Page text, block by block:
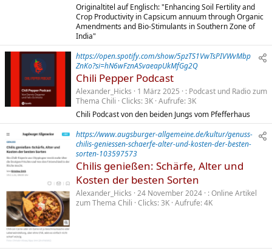
Originaltitel auf Englisch: "Enhancing Soil Fertility and
Crop Productivity in Capsicum annuum through Organic
Amendments and Bio-Stimulants in Southern Zone of
India"
https://open.spotify.com/show/5pzTS1VwTsPIVWvMbp
ZnKo?si=hN6wFznASvaeapUkMfGg2Q
Chili Pepper Podcast
Alexander_Hicks 1 März 2025
Podcast und Radio zum
Thema Chili Clicks 3K Aufrufe 3K
Chili Podcast von den beiden Jungs vom Pfefferhaus
https://www.augsburger-allgemeine.de/kultur/genuss-
chilis-geniessen-schaerfe-alter-und-kosten-der-besten-
sorten-103597573
Chilis genießen: Schärfe, Alter und
Kosten der besten Sorten
Alexander_Hicks 24 November 2024
Online Artikel
zum Thema Chili Clicks 3K Aufrufe 4K